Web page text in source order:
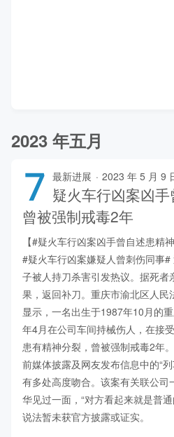
2023 年五月
7 最新进展 · 2023 年 5 月 9
疑火车行凶案凶
曾被强制戒毒2年
【#疑火车行凶案凶手曾自述患精
#疑火车行凶案嫌疑人曾刺伤同事
子被人持刀杀害引发热议。据死者
果，返回补刀。重庆市渝北区人民
显示，一名出生于1987年10月的
年4月在公司车间持械伤人，在接
患有精神分裂，曾被强制戒毒2年
前媒体披露及网友发布信息中的“
有多处高度吻合。该案有关联公司
华见过一面，“对方看起来就是普
说法暂未获官方披露或证实。